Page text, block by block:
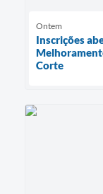
Ontem
Inscrições
Corte